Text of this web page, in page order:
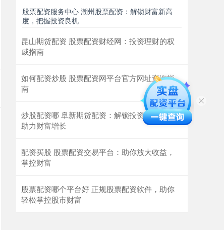
股票配资服务中心 潮州股票配资：解锁财富新高
度，把握投资良机
昆山期货配资 股票配资财经网：投资理财的权
威指南
如何配资炒股 股票配资网平台官方网址查询指
南
炒股配资哪 阜新期货配资：解锁投资新机遇，
助力财富增长
配资买股 股票配资交易平台：助你放大收益，
掌控财富
股票配资哪个平台好 正规股票配资软件，助你
轻松掌控股市财富